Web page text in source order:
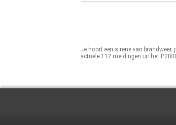
Je hoort een sirene van
actuele 112 meldingen uit het